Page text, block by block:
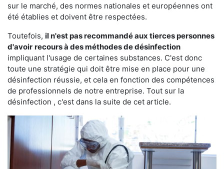
sur le marché, des normes nationales et européennes ont
été établies et doivent être respectées.
Toutefois, il n'est pas recommandé aux tierces personnes
d'avoir recours à des méthodes de désinfection
impliquant l'usage de certaines substances. C'est donc
toute une stratégie qui doit être mise en place pour une
désinfection réussie, et cela en fonction des compétences
de professionnels de notre entreprise. Tout sur la
désinfection , c'est dans la suite de cet article.